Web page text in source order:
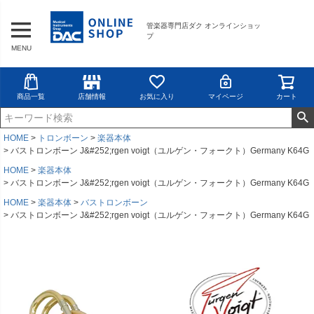
管楽器専門店ダク オンラインショッ
プ
MENU
商品一覧 店舗情報 お気に入り マイページ カート
HOME トロンボーン
楽器本体
バストロンボーン J&#252;rgen voigt（ユルゲン・フォークト）Germany K64G
HOME
楽器本体
バストロンボーン J&#252;rgen voigt（ユルゲン・フォークト）Germany K64G
HOME
楽器本体
バストロンボーン
バストロンボーン J&#252;rgen voigt（ユルゲン・フォークト）Germany K64G